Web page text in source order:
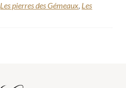
Les pierres des Gémeaux, Les